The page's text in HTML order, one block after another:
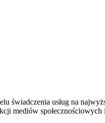
świadczenia usług na
mediów